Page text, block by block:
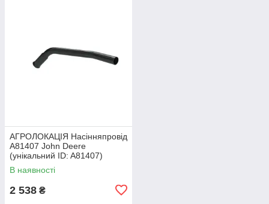
АГРОЛОКАЦІЯ Насінняпровід
A81407 John Deere
(унікальний ID: A81407)
В наявності
2 538 ₴